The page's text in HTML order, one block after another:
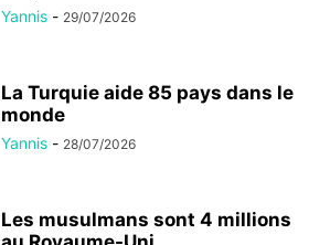
Yannis - 29/07/2026
La Turquie aide 85 pays dans le
monde
Yannis - 28/07/2026
Les musulmans sont 4 millions